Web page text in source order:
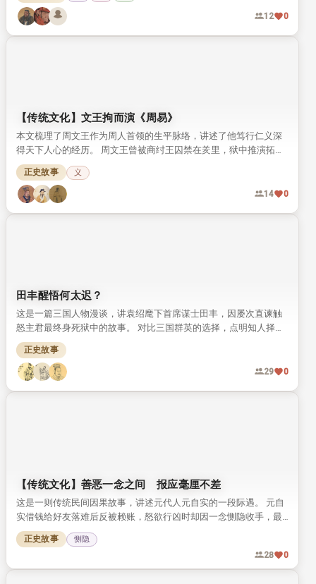
12 0
【传统文化】文王拘而演《周易》
本文梳理了周文王作为周人首领的生平脉络，讲述了他笃行仁义深
得天下人心的经历。 周文王曾被商纣王囚禁在羑里，狱中推演拓展
《周易》，将八卦发展为六十四卦，留下了“文王拘而演《周易》”
的千古文化典故。
正史故事 义
14 0
田丰醒悟何太迟？
这是一篇三国人物漫谈，讲袁绍麾下首席谋士田丰，因屡次直谏触
怒主君最终身死狱中的故事。 对比三国群英的选择，点明知人择
主、明哲远祸的人生道理，读来引人深思。
正史故事
29 0
【传统文化】善恶一念之间 报应毫厘不差
这是一则传统民间因果故事，讲述元代人元自实的一段际遇。 元自
实借钱给好友落难后反被赖账，怒欲行凶时却因一念恻隐收手，最
终善恶各得报应。 故事点明核心：善恶只在一念之间，因果报应，
从来毫厘不差。
正史故事 恻隐
28 0